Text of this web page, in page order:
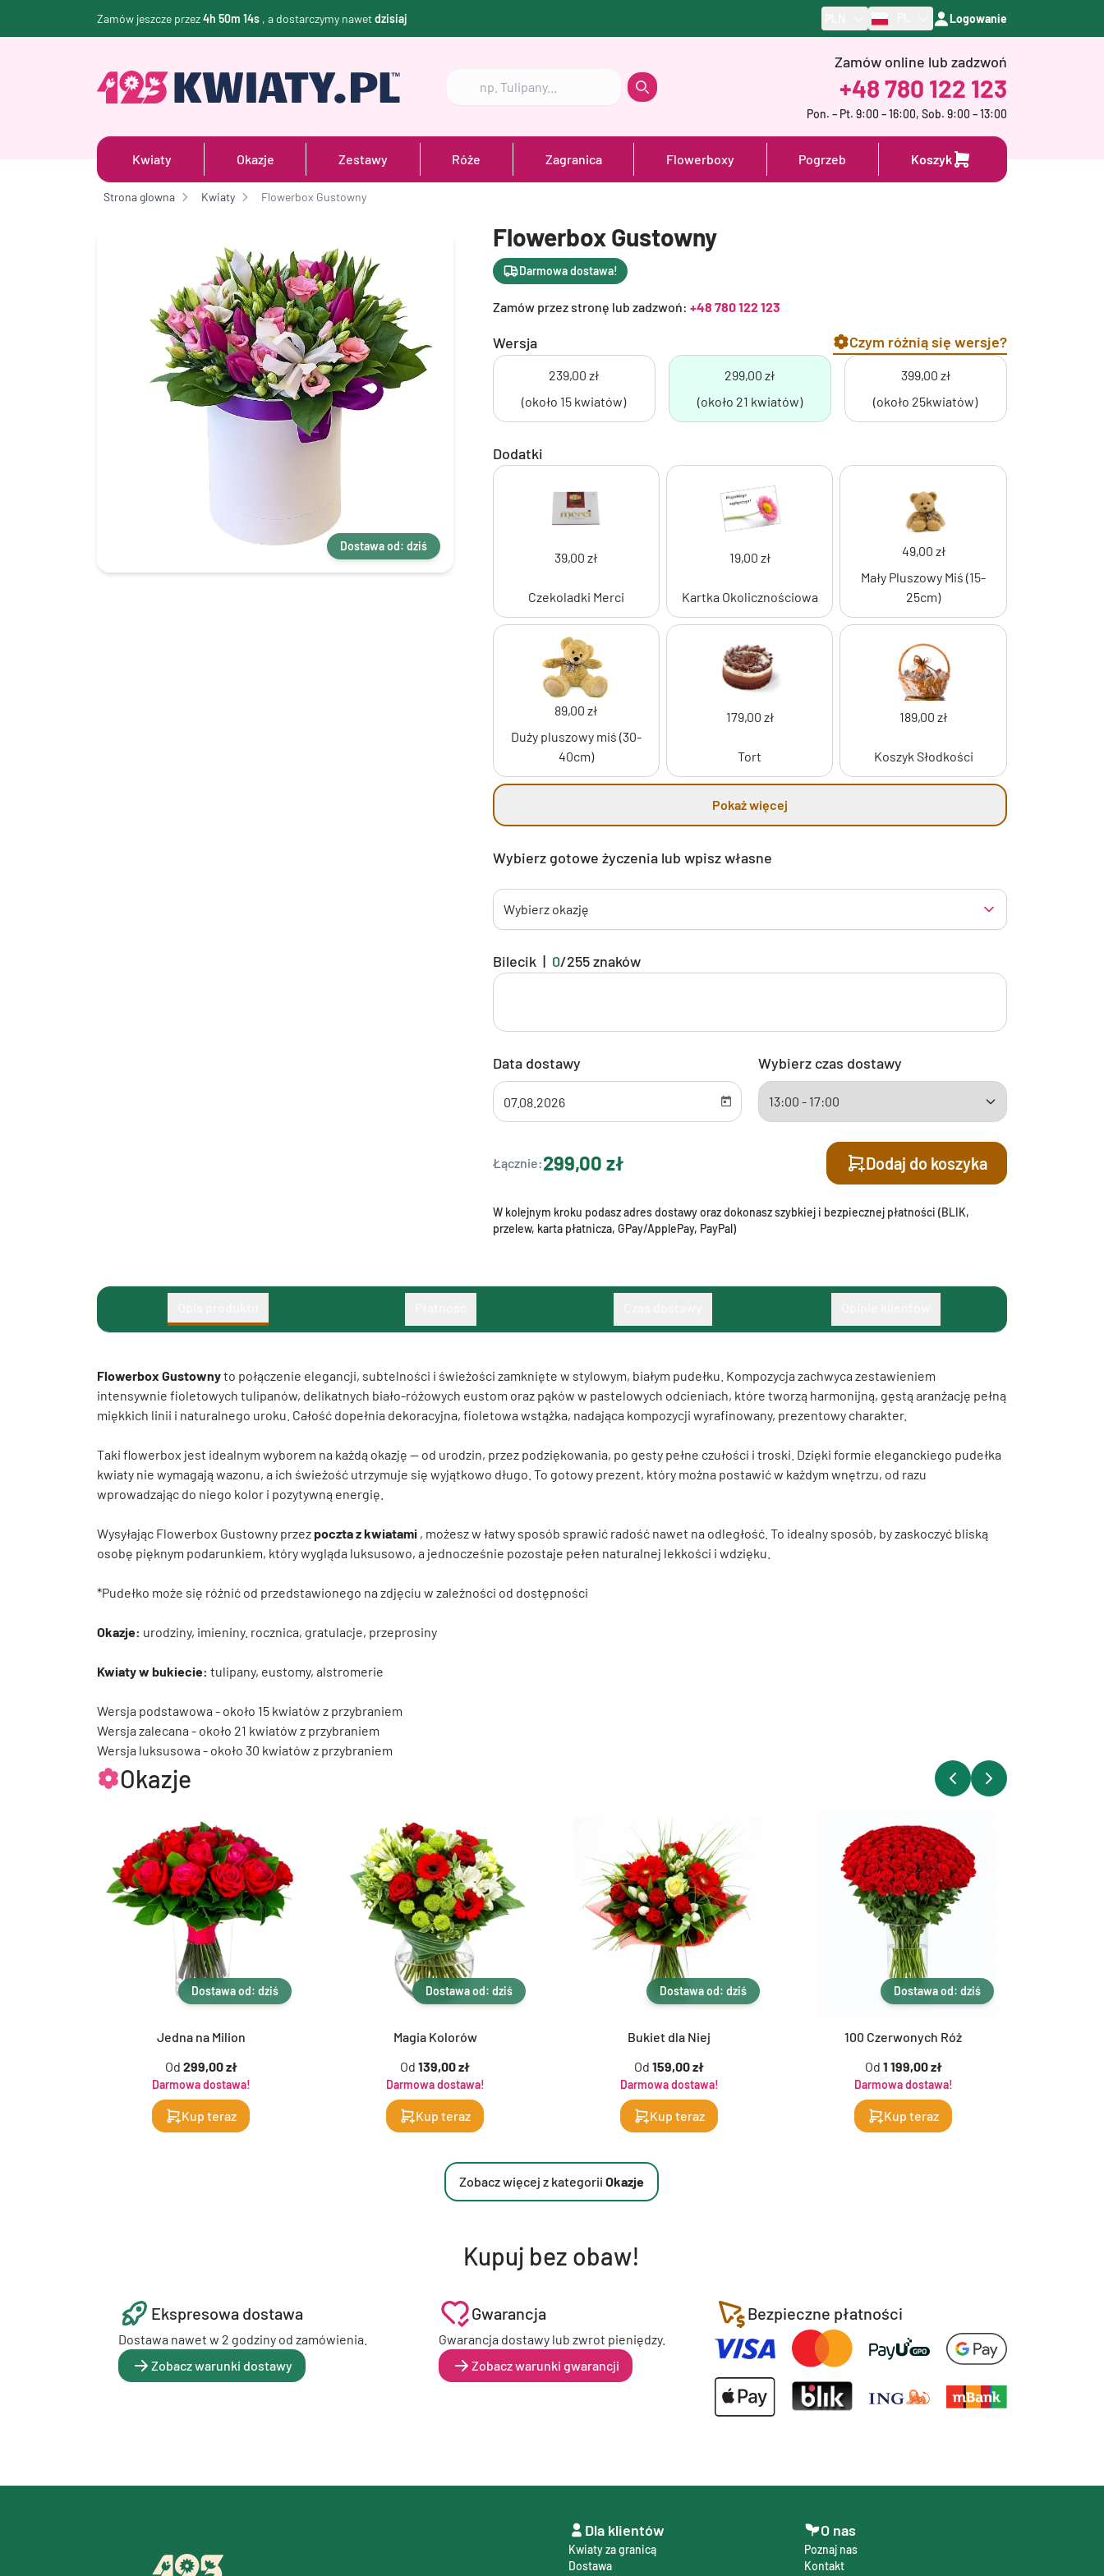
Zamów jeszcze przez4h 50m 14s , a dostarczymy nawetdzisiaj Logowanie
Szukaj Szukaj
Zamów online lub zadzwoń
+48 780 122 123
Pon. – Pt. 9:00 – 16:00, Sob. 9:00 – 13:00
Kwiaty Okazje Zestawy Róże Zagranica Flowerboxy Pogrzeb Koszyk
Strona glowna Kwiaty Flowerbox Gustowny
Dostawa od: dziś
Flowerbox Gustowny
Darmowa dostawa!
Zamów przez stronę lub zadzwoń: +48 780 122 123
Wersja Czym różnią się wersje?
239,00 zł
(około 15 kwiatów)
299,00 zł
(około 21 kwiatów)
399,00 zł
(około 25kwiatów)
Dodatki
39,00 zł
Czekoladki Merci
19,00 zł
Kartka Okolicznościowa
49,00 zł
Mały Pluszowy Miś (15-
25cm)
89,00 zł
Duży pluszowy miś (30-
40cm)
179,00 zł
Tort
189,00 zł
Koszyk Słodkości
Pokaż więcej
Wybierz gotowe życzenia lub wpisz własne
Wybierz okazję
Bilecik | 0/255znaków
Data dostawy Wybierz czas dostawy
Łącznie:299,00 zł Dodaj do koszyka
W kolejnym kroku podasz adres dostawy oraz dokonasz szybkiej i bezpiecznej płatności (BLIK,
przelew, karta płatnicza, GPay/ApplePay, PayPal)
Flowerbox Gustownyto połączenie elegancji, subtelności i świeżości zamknięte w stylowym, białym pudełku. Kompozycja zachwyca zestawieniem
intensywnie fioletowych tulipanów, delikatnych biało-różowych eustom oraz pąków w pastelowych odcieniach, które tworzą harmonijną, gęstą aranżację pełną
miękkich linii i naturalnego uroku. Całość dopełnia dekoracyjna, fioletowa wstążka, nadająca kompozycji wyrafinowany, prezentowy charakter.
Taki flowerbox jest idealnym wyborem na każdą okazję — od urodzin, przez podziękowania, po gesty pełne czułości i troski. Dzięki formie eleganckiego pudełka
kwiaty nie wymagają wazonu, a ich świeżość utrzymuje się wyjątkowo długo. To gotowy prezent, który można postawić w każdym wnętrzu, od razu
wprowadzając do niego kolor i pozytywną energię.
Wysyłając Flowerbox Gustowny przezpoczta z kwiatami , możesz w łatwy sposób sprawić radość nawet na odległość. To idealny sposób, by zaskoczyć bliską
osobę pięknym podarunkiem, który wygląda luksusowo, a jednocześnie pozostaje pełen naturalnej lekkości i wdzięku.
*Pudełko może się różnić od przedstawionego na zdjęciu w zależności od dostępności
Okazje: urodziny, imieniny. rocznica, gratulacje, przeprosiny
Kwiaty w bukiecie: tulipany, eustomy, alstromerie
Wersja podstawowa - około 15 kwiatów z przybraniem
Wersja zalecana - około 21 kwiatów z przybraniem
Wersja luksusowa - około 30 kwiatów z przybraniem
Okazje
Dostawa od: dziś
Jedna na Milion
Od 299,00 zł
Darmowa dostawa!
Kup teraz
Dostawa od: dziś
Magia Kolorów
Od 139,00 zł
Darmowa dostawa!
Kup teraz
Dostawa od: dziś
Bukiet dla Niej
Od 159,00 zł
Darmowa dostawa!
Kup teraz
Dostawa od: dziś
100 Czerwonych Róż
Od 1 199,00 zł
Darmowa dostawa!
Kup teraz
Zobacz więcej z kategoriiOkazje
Kupuj bez obaw!
Ekspresowa dostawa
Dostawa nawet w 2 godziny od zamówienia.
Zobacz warunki dostawy
Gwarancja
Gwarancja dostawy lub zwrot pieniędzy.
Zobacz warunki gwarancji
Bezpieczne płatności
Dla klientów
Kwiaty za granicą
Dostawa
O nas
Poznaj nas
Kontakt